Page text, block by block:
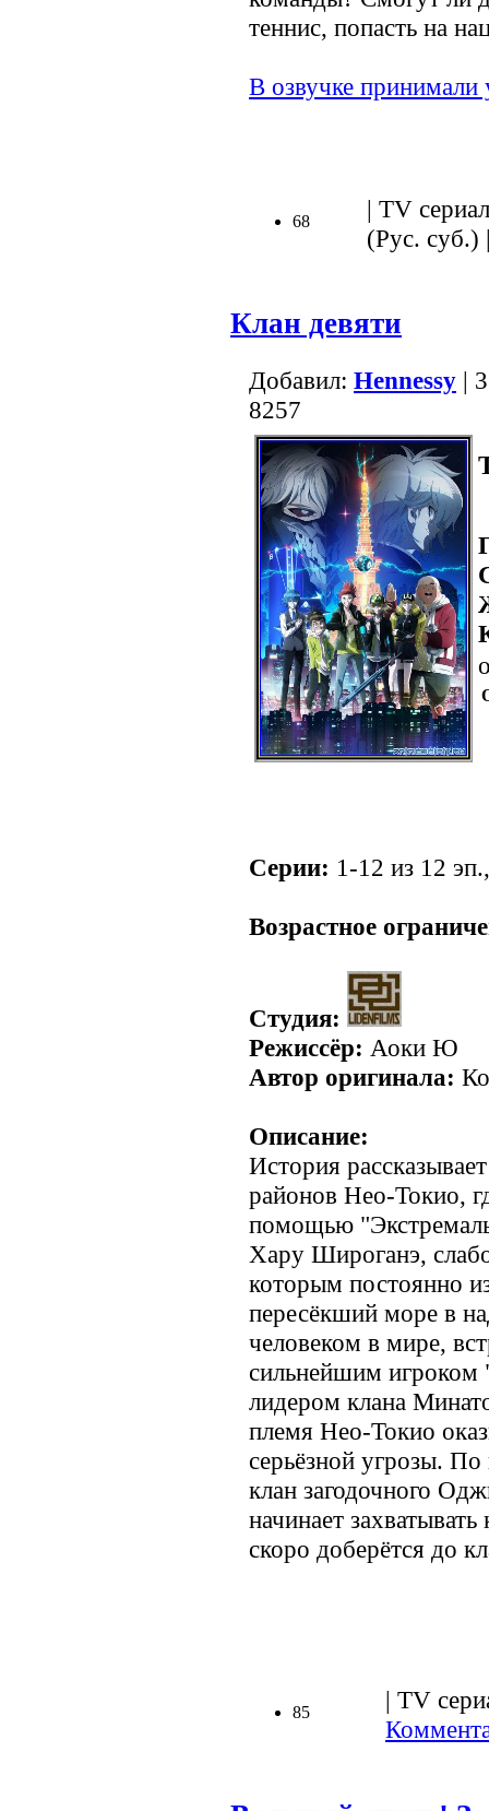
теннис, попасть на
В озвучке принимали
68
| TV
(Рус.
Клан девяти
Добавил: Hennessy |
8257
Серии: 1-12 из 12
Возрастное
Студия:
Режиссёр: Аоки Ю
Автор оригинала:
Описание:
История
районов Нео-Токио,
помощью
Хару Широганэ,
которым постоянно
пересёкший море в
человеком в мире,
сильнейшим игроком
лидером клана
племя Нео-Токио
серьёзной угрозы.
клан загодочного
начинает
скоро доберётся до
85
| TV